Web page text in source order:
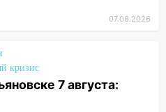
госуниверситете
прибор для
вернуть деньги
фитнес-
07.08.2026
кризис
7 августа: